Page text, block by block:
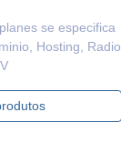
se especifica
Hosting, Radio